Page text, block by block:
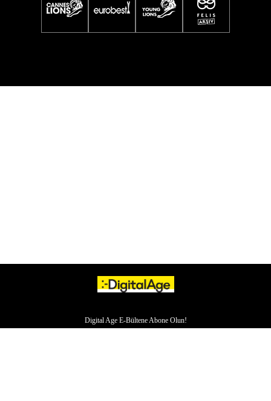
Digital Age E-Bültene Abone Olun!